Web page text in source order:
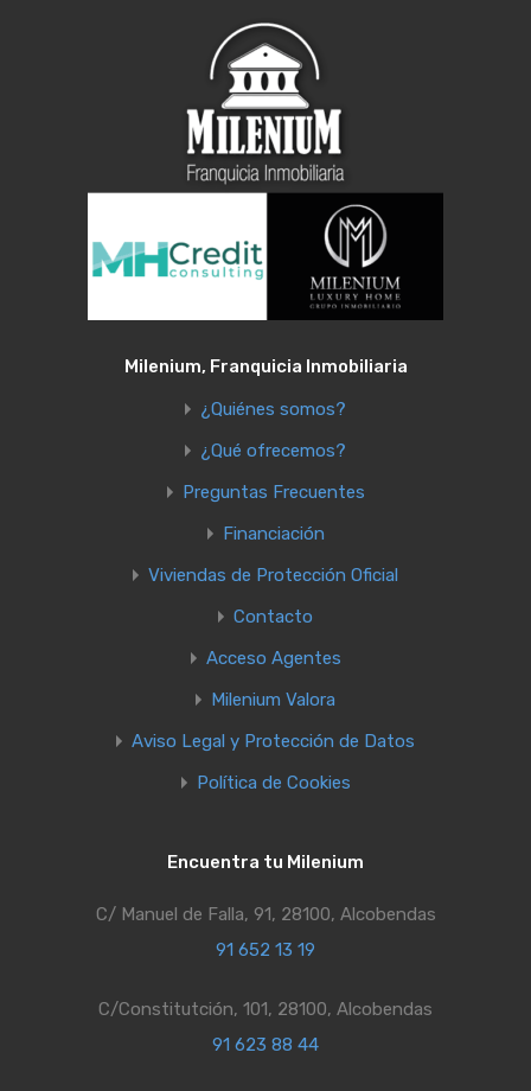
Milenium, Franquicia Inmobiliaria
¿Quiénes somos?
¿Qué ofrecemos?
Preguntas Frecuentes
Financiación
Viviendas de Protección Oficial
Contacto
Acceso Agentes
Milenium Valora
Aviso Legal y Protección de Datos
Política de Cookies
Encuentra tu Milenium
C/ Manuel de Falla, 91, 28100, Alcobendas
91 652 13 19
C/Constitutción, 101, 28100, Alcobendas
91 623 88 44